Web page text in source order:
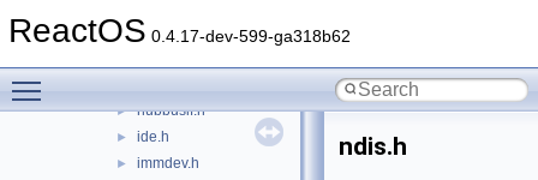
ReactOS 0.4.17-dev-599-ga318b62
► hidpddi.h
► hubbusif.h
► ide.h
► immdev.h
ndis.h